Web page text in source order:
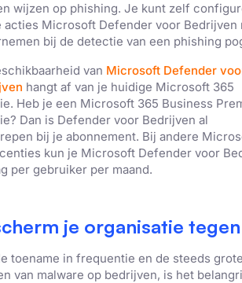
wijzen op phishing. Je kunt zelf
acties Microsoft Defender voor Bedrijven
bij de detectie van een phishing
van Microsoft Defender
hangt af van je huidige Microsoft 365
Heb je een Microsoft 365 Business
Dan is Defender voor Bedrijven al
bij je abonnement. Bij andere
kun je Microsoft Defender voor
per gebruiker per maand.
je organisatie
toename in frequentie en de steeds
van malware op bedrijven, is het
ALLES AFWIJZEN